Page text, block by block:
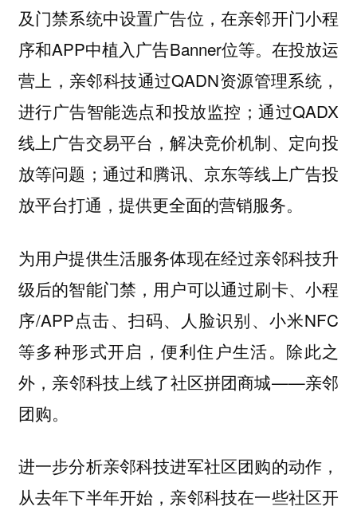
及门禁系统中设置广告位，在亲邻开门小程
序和APP中植入广告Banner位等。在投放运
营上，亲邻科技通过QADN资源管理系统，
进行广告智能选点和投放监控；通过QADX
线上广告交易平台，解决竞价机制、定向投
放等问题；通过和腾讯、京东等线上广告投
放平台打通，提供更全面的营销服务。
为用户提供生活服务体现在经过亲邻科技升
级后的智能门禁，用户可以通过刷卡、小程
序/APP点击、扫码、人脸识别、小米NFC
等多种形式开启，便利住户生活。除此之
外，亲邻科技上线了社区拼团商城——亲邻
团购。
进一步分析亲邻科技进军社区团购的动作，
从去年下半年开始，亲邻科技在一些社区开